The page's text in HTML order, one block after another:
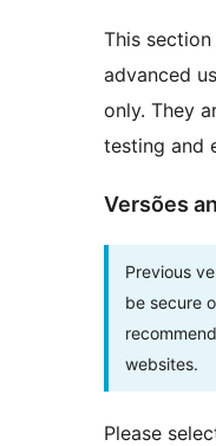
This
advanced
only. They
testing and
Versões
Previous
be secure
websites.
Please